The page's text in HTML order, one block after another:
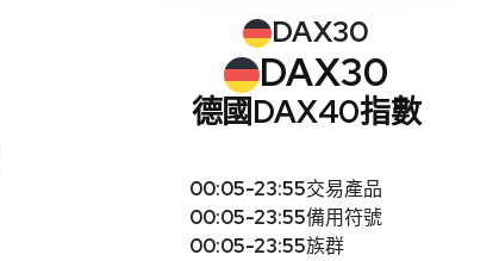
DAX30
DAX30
德國DAX40指數
00:05-23:55
00:05-23:55
00:05-23:55
交易產品
備用符號
族群